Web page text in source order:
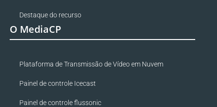
Destaque do recurso
O MediaCP
Plataforma de Transmissão de Vídeo em Nuvem
Painel de controle Icecast
Painel de controle flussonic